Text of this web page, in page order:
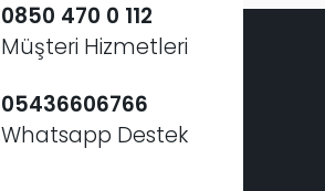
0850 470 0 112
Müşteri Hizmetleri
05436606766
Whatsapp Destek